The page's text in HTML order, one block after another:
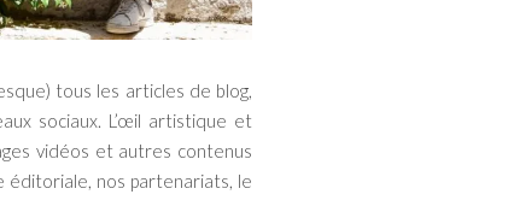
tous les articles de blog,
sociaux. L’œil artistique et
vidéos et autres contenus
éditoriale, nos partenariats, le